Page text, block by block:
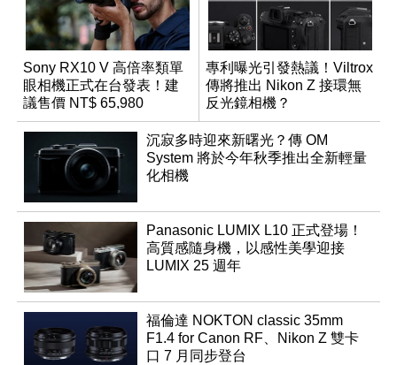
Sony RX10 V 高倍率類單
眼相機正式在台發表！建
議售價 NT$ 65,980
專利曝光引發熱議！Viltrox
傳將推出 Nikon Z 接環無
反光鏡相機？
沉寂多時迎來新曙光？傳 OM
System 將於今年秋季推出全新輕量
化相機
Panasonic LUMIX L10 正式登場！
高質感隨身機，以感性美學迎接
LUMIX 25 週年
福倫達 NOKTON classic 35mm
F1.4 for Canon RF、Nikon Z 雙卡
口 7 月同步登台